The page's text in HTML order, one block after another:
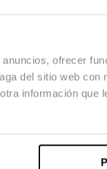
ofrecer
del sitio web con
información que
festivals,
el material que no
Cinema directe.